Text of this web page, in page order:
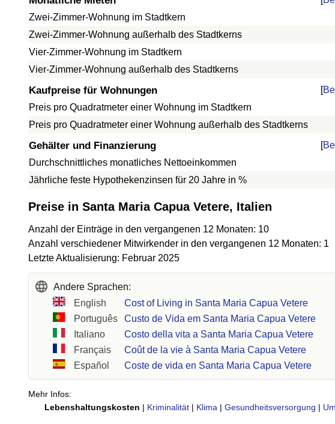
Zwei-Zimmer-Wohnung im Stadtkern
Zwei-Zimmer-Wohnung außerhalb des Stadtkerns
Vier-Zimmer-Wohnung im Stadtkern
Vier-Zimmer-Wohnung außerhalb des Stadtkerns
Kaufpreise für Wohnungen [
Preis pro Quadratmeter einer Wohnung im Stadtkern
Preis pro Quadratmeter einer Wohnung außerhalb des Stadtkerns
Gehälter und Finanzierung [
Durchschnittliches monatliches Nettoeinkommen
Jährliche feste Hypothekenzinsen für 20 Jahre in %
Preise in Santa Maria Capua Vetere, Italien
Anzahl der Einträge in den vergangenen 12 Monaten: 10
Anzahl verschiedener Mitwirkender in den vergangenen 12 Monaten: 1
Letzte Aktualisierung: Februar 2025
Andere Sprachen:
English
Cost of Living in Santa Maria Capua Vetere
Português
Custo de Vida em Santa Maria Capua Vetere
Italiano
Costo della vita a Santa Maria Capua Vetere
Français
Coût de la vie à Santa Maria Capua Vetere
Español
Coste de vida en Santa Maria Capua Vetere
Mehr Infos:
Lebenshaltungskosten | Kriminalität | Klima | Gesundheitsversorgung |